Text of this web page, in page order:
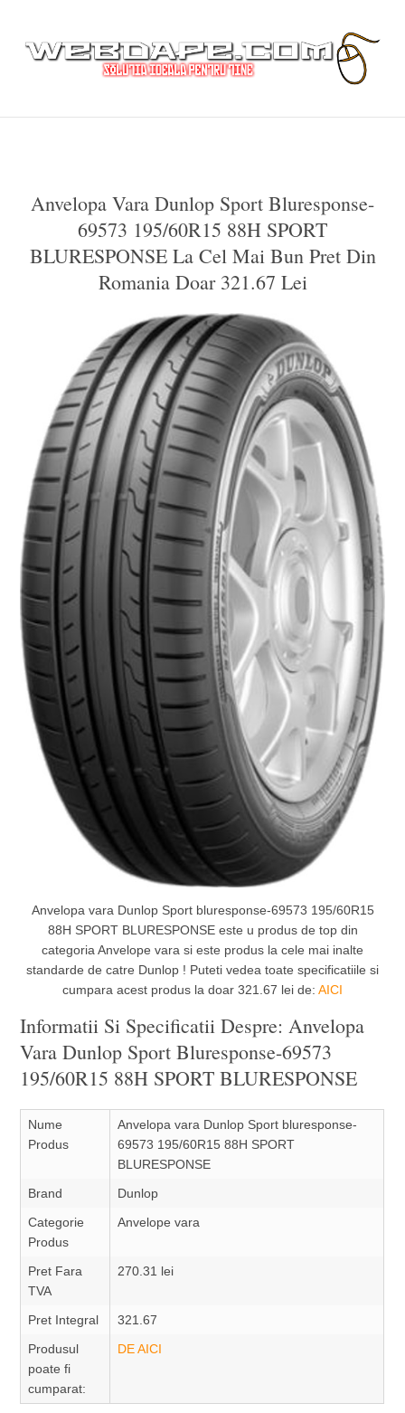
Anvelopa Vara Dunlop Sport Bluresponse-
69573 195/60R15 88H SPORT
BLURESPONSE La Cel Mai Bun Pret Din
Romania Doar 321.67 Lei
Anvelopa vara Dunlop Sport bluresponse-69573 195/60R15
88H SPORT BLURESPONSE este u produs de top din
categoria Anvelope vara si este produs la cele mai inalte
standarde de catre Dunlop ! Puteti vedea toate specificatiile si
cumpara acest produs la doar 321.67 lei de: AICI
Informatii Si Specificatii Despre: Anvelopa
Vara Dunlop Sport Bluresponse-69573
195/60R15 88H SPORT BLURESPONSE
Nume
Produs
Anvelopa vara Dunlop Sport bluresponse-
69573 195/60R15 88H SPORT
BLURESPONSE
Brand
Dunlop
Categorie
Produs
Anvelope vara
Pret Fara
TVA
270.31 lei
Pret Integral
321.67
Produsul
poate fi
cumparat:
DE AICI